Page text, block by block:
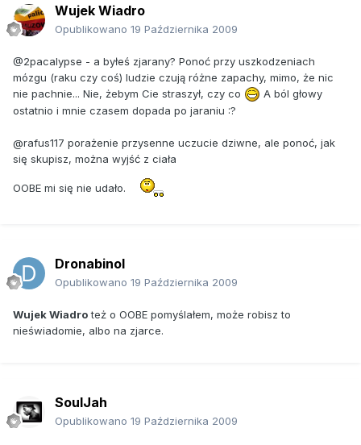
Wujek Wiadro
Opublikowano 19 Października 2009
@2pacalypse - a byłeś zjarany? Ponoć przy uszkodzeniach
mózgu (raku czy coś) ludzie czują różne zapachy, mimo, że nic
nie pachnie... Nie, żebym Cie straszył, czy co
A ból głowy
ostatnio i mnie czasem dopada po jaraniu :?
@rafus117 porażenie przysenne uczucie dziwne, ale ponoć, jak
się skupisz, można wyjść z ciała
OOBE mi się nie udało.
Dronabinol
Opublikowano 19 Października 2009
Wujek Wiadroteż o OOBE pomyślałem, może robisz to
nieświadomie, albo na zjarce.
SoulJah
Opublikowano 19 Października 2009